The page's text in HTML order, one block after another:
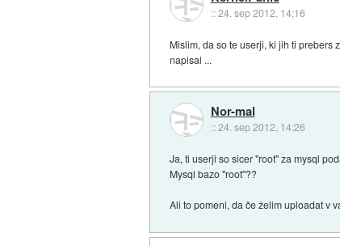
::24. sep 2012, 14:16
Mislim, da so te userji, ki jih ti prebers
napisal ...
Nor-mal
::24. sep 2012, 14:26
Ja, ti userji so sicer "root" za mysql
Mysql bazo "root"??
Ali to pomeni, da če želim uploadat v